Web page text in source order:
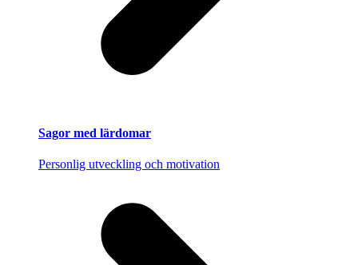
Sagor med lärdomar
Personlig utveckling och motivation